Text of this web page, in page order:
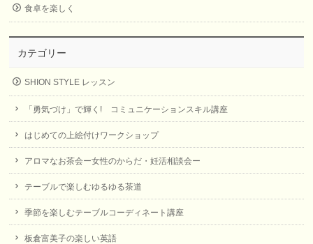
食卓を楽しく
カテゴリー
SHION STYLE レッスン
「勇気づけ」で輝く! コミュニケーションスキル講座
はじめての上絵付けワークショップ
アロマなお茶会ー女性のからだ・妊活相談会ー
テーブルで楽しむゆるゆる茶道
季節を楽しむテーブルコーディネート講座
板倉富美子の楽しい英語